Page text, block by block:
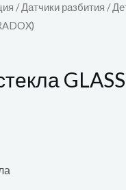
/Датчики разбития /